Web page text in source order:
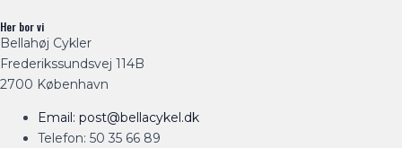
Her bor vi
Bellahøj Cykler
Frederikssundsvej 114B
2700 København
Email: post@bellacykel.dk
Telefon: 50 35 66 89